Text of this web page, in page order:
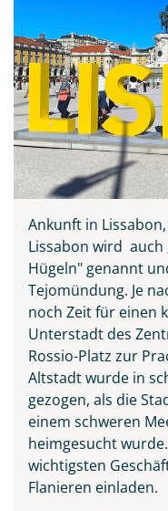
Ankunft in
Lissabon wird auch
Hügeln" genannt
Tejomündung. Je
noch Zeit für einen
Unterstadt des
Rossio-Platz zur
Altstadt wurde in
gezogen, als die
einem schweren
heimgesucht
wichtigsten
Flanieren einladen.